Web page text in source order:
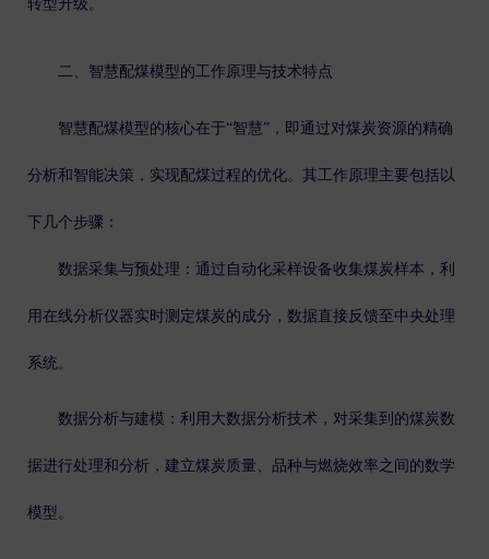
转型升级。
二、智慧配煤模型的工作原理与技术特点
智慧配煤模型的核心在于“智慧”，即通过对煤炭资源的精确
分析和智能决策，实现配煤过程的优化。其工作原理主要包括以
下几个步骤：
数据采集与预处理 ：通过自动化采样设备收集煤炭样本，利
用在线分析仪器实时测定煤炭的成分，数据直接反馈至中央处理
系统。
数据分析与建模 ：利用大数据分析技术，对采集到的煤炭数
据进行处理和分析，建立煤炭质量、品种与燃烧效率之间的数学
模型。